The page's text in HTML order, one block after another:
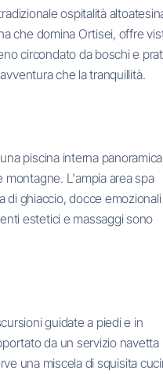
ospitalità
che domina Ortisei, offre
circondato da boschi e
che la tranquillità.
piscina interna
montagne. L'ampia area spa
di ghiaccio, docce
estetici e massaggi sono
guidate a piedi e in
da un servizio navetta
una miscela di squisita